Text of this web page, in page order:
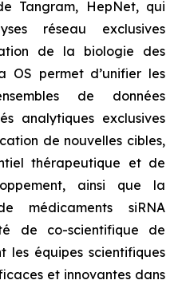
Tangram, HepNet, qui
réseau exclusives
de la biologie des
OS permet d’unifier les
de données
analytiques exclusives
de nouvelles cibles,
thérapeutique et de
ainsi que la
médicaments siRNA
de co-scientifique de
les équipes scientifiques
et innovantes dans